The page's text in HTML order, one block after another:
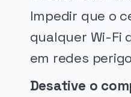
Impedir que o
qualquer Wi-Fi
em redes
Desative o